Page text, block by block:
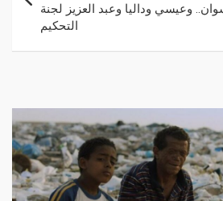
وعيسي وداليا وعبد العزيز لجنة
التحكيم